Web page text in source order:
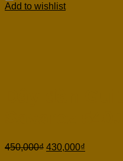
Add to wishlist
450,000₫ 430,000₫